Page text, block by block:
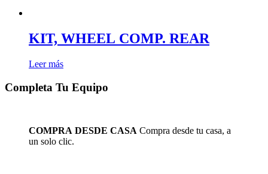
KIT, WHEEL COMP. REAR
Leer más
Completa Tu Equipo
COMPRA DESDE CASA Compra desde tu casa, a
un solo clic.